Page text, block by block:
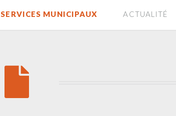
SERVICES MUNICIPAUX ACTUALITÉ